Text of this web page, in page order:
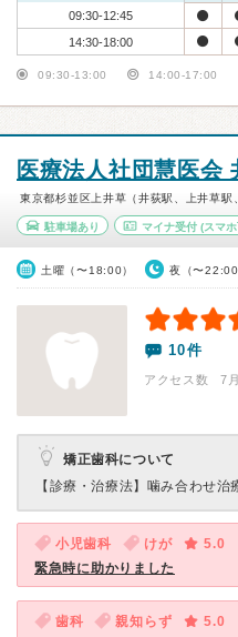
09:30-12:45
14:30-18:00
09:30-13:00 14:00-17:00
医療法人社団慧医会
東京都杉並区上井草（井荻駅、上井草駅
駐車場あり マイナ受付(スマホ
土曜（〜18:00） 夜（〜22:00
10件
アクセス数 7
矯正歯科について
【診療・治療法】 噛み合わせ治
小児歯科 けが
5.0
緊急時に助かりました
歯科 親知らず
5.0